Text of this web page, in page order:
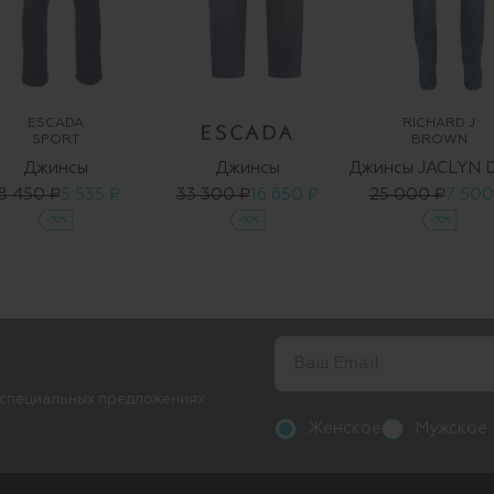
ESCADA
SPORT
Джинсы
450 ₽5 535 ₽
-70%
Джинсы
33 300 ₽16 650 ₽
-50%
RICHARD J
BROWN
25 000 ₽7
-70%